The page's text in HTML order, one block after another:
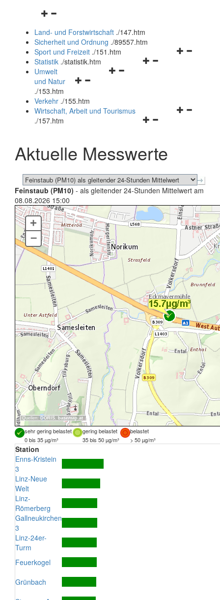
Navigationsmenü
und
schließen
Land- und Forstwirtschaft ./147.htm
Sicherheit und Ordnung ./89557.htm
Navigationsmenü
Sport und Freizeit ./151.htm
Navigationsmenü
Statistik ./statistik.htm
Navigationsmenü
und
schließen
Umwelt
und Natur
./153.htm
Verkehr ./155.htm
Navigationsmenü
schließen
Wirtschaft, Arbeit und Tourismus
./157.htm
Aktuelle Messwerte
Feinstaub (PM10) - als gleitender 24-Stunden Mittelwert am
08.08.2026 15:00
Quellen: DORIS, basemap.at
+
–
sehr gering belastet gering belastet
belastet
0 bis 35 µg/m³
35 bis 50 µg/m³ > 50 µg/m³
Station
Enns-Kristein
3
Linz-Neue
Welt
Linz-
Römerberg
Gallneukirchen
3
Linz-24er-
Turm
Feuerkogel
Grünbach